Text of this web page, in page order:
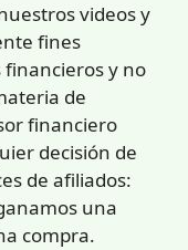
videos y
fines
financieros y no
de
financiero
decisión de
de afiliados:
una
compra.